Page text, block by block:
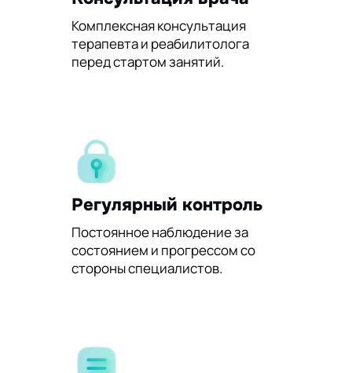
Комплексная консультация
терапевта и реабилитолога
перед стартом занятий.
Регулярный контроль
Постоянное наблюдение за
состоянием и прогрессом со
стороны специалистов.